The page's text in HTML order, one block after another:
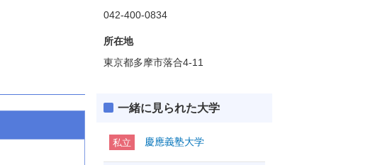
042-400-0834
所在地
東京都多摩市落合4-11
一緒に見られた大学
私立 慶應義塾大学